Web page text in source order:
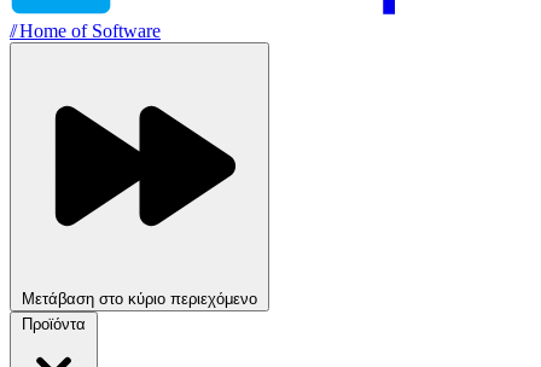
//Home of Software
Μετάβαση στο κύριο περιεχόμενο
Προϊόντα